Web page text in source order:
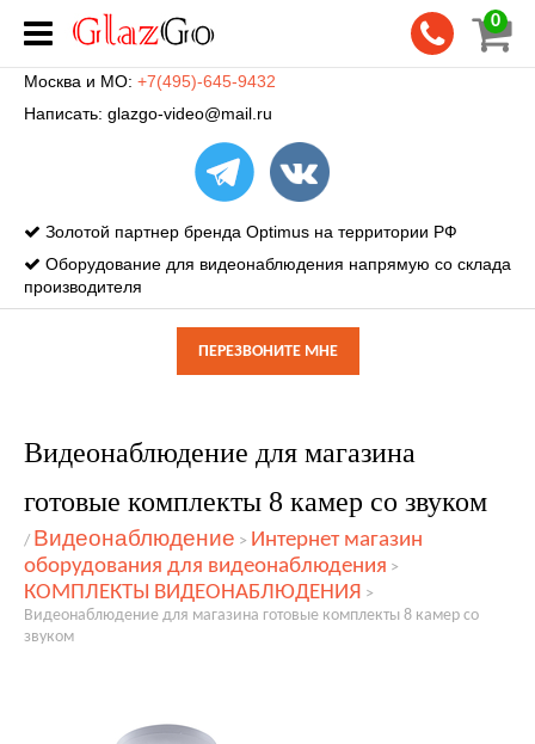
0
Москва и МО: +7(495)-645-9432
Написать: glazgo-video@mail.ru
Золотой партнер бренда Optimus на территории РФ
Оборудование для видеонаблюдения напрямую со склада
производителя
ПЕРЕЗВОНИТЕ МНЕ
Видеонаблюдение для магазина
готовые комплекты 8 камер со звуком
/ Видеонаблюдение > Интернет магазин
оборудования для видеонаблюдения >
КОМПЛЕКТЫ ВИДЕОНАБЛЮДЕНИЯ >
Видеонаблюдение для магазина готовые комплекты 8 камер со
звуком